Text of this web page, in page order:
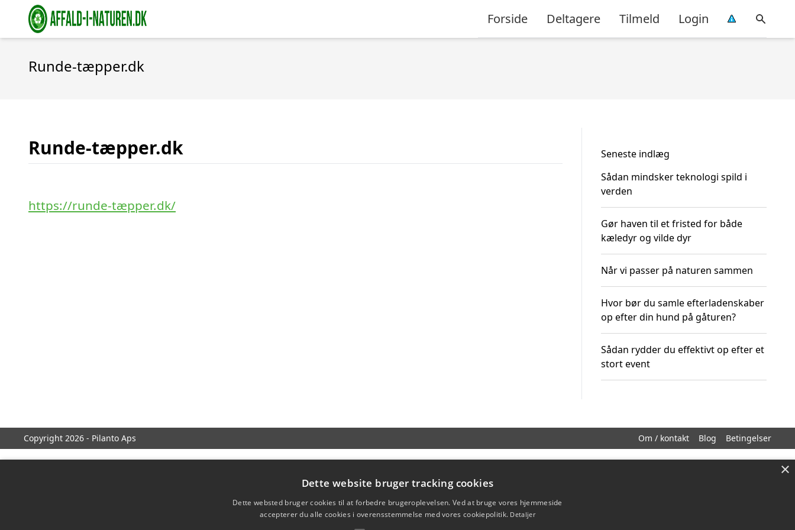
Forside Deltagere Tilmeld Login
Runde-tæpper.dk
Runde-tæpper.dk
https://runde-tæpper.dk/
Seneste indlæg
Sådan mindsker teknologi spild i
verden
Gør haven til et fristed for både
kæledyr og vilde dyr
Når vi passer på naturen sammen
Hvor bør du samle efterladenskaber
op efter din hund på gåturen?
Sådan rydder du effektivt op efter et
stort event
Copyright 2026 - Pilanto Aps Om / kontakt Blog Betingelser
×
Dette website bruger tracking cookies
Dette websted bruger cookies til at forbedre brugeroplevelsen. Ved at bruge vores hjemmeside
accepterer du alle cookies i overensstemmelse med vores cookiepolitik. Detaljer